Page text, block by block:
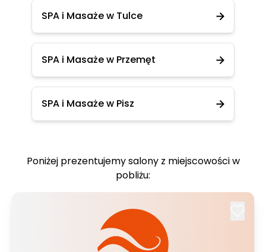
SPA i Masaże w Tulce
SPA i Masaże w Przemęt
SPA i Masaże w Pisz
Poniżej prezentujemy salony z miejscowości w
pobliżu: